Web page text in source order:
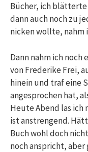
Bücher, ich
dann auch noch zu
nicken wollte, nahm
Dann nahm ich noch
von Frederike Frei,
hinein und traf eine
angesprochen hat,
Heute Abend las ich
ist anstrengend.
Buch wohl doch
noch anspricht,